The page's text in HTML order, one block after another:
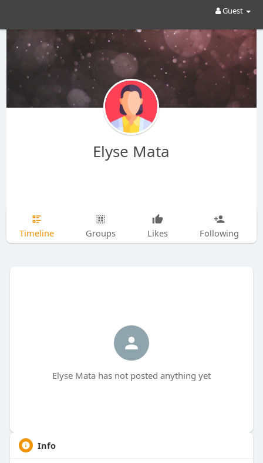
Guest
Elyse Mata
Timeline Groups Likes Following
Elyse Mata has not posted anything yet
Info